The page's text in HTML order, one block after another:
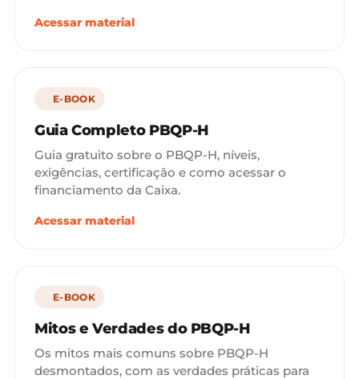
Acessar material
E-BOOK
Guia Completo PBQP-H
Guia gratuito sobre o PBQP-H, níveis,
exigências, certificação e como acessar o
financiamento da Caixa.
Acessar material
E-BOOK
Mitos e Verdades do PBQP-H
Os mitos mais comuns sobre PBQP-H
desmontados, com as verdades práticas para